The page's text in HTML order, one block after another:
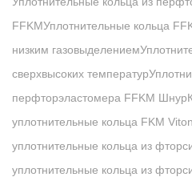
FFKMУплотнительные кольца
низким газовыделением
сверхвысоких температур
перфторэластомера FFKM Шнур
уплотнительные кольца FKM
уплотнительные кольца из
уплотнительные кольца из